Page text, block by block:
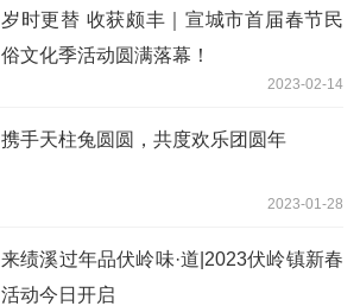
岁时更替 收获颇丰｜宣城市首届春节民
俗文化季活动圆满落幕！
2023-02-14
携手天柱兔圆圆，共度欢乐团圆年
2023-01-28
来绩溪过年品伏岭味·道|2023伏岭镇新春
活动今日开启